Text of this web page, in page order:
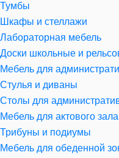
Тумбы
Шкафы и стеллажи
Лабораторная мебель
Доски школьные и
Мебель для
Стулья и диваны
Столы для
Мебель для актового зала
Трибуны и подиумы
Мебель для обеденной